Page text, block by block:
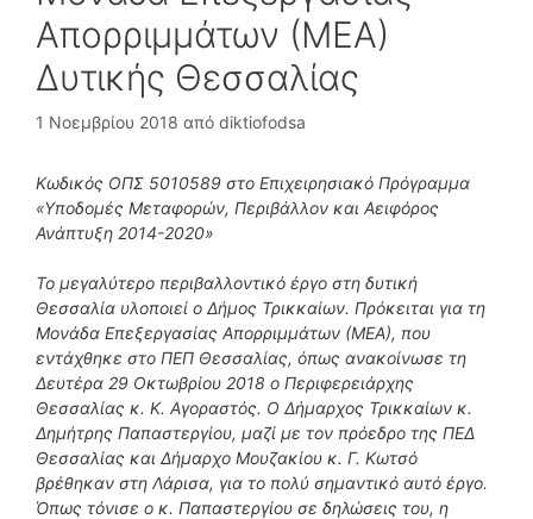
Απορριμμάτων (ΜΕΑ)
Δυτικής Θεσσαλίας
1 Νοεμβρίου 2018 από diktiofodsa
Κωδικός ΟΠΣ 5010589 στο Επιχειρησιακό Πρόγραμμα
«Υποδομές Μεταφορών, Περιβάλλον και Αειφόρος
Ανάπτυξη 2014-2020»
Το μεγαλύτερο περιβαλλοντικό έργο στη δυτική
Θεσσαλία υλοποιεί ο Δήμος Τρικκαίων. Πρόκειται για τη
Μονάδα Επεξεργασίας Απορριμμάτων (ΜΕΑ), που
εντάχθηκε στο ΠΕΠ Θεσσαλίας, όπως ανακοίνωσε τη
Δευτέρα 29 Οκτωβρίου 2018 ο Περιφερειάρχης
Θεσσαλίας κ. Κ. Αγοραστός. Ο Δήμαρχος Τρικκαίων κ.
Δημήτρης Παπαστεργίου, μαζί με τον πρόεδρο της ΠΕΔ
Θεσσαλίας και Δήμαρχο Μουζακίου κ. Γ. Κωτσό
βρέθηκαν στη Λάρισα, για το πολύ σημαντικό αυτό έργο.
Όπως τόνισε ο κ. Παπαστεργίου σε δηλώσεις του, η